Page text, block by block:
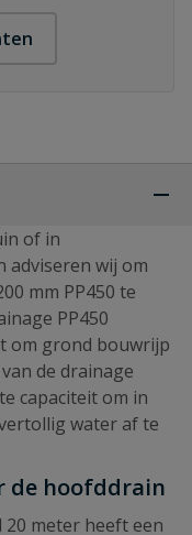
of in
adviseren wij om
mm PP450 te
PP450
om grond bouwrijp
de drainage
capaciteit om in
water af te
de hoofddrain
20 meter heeft een